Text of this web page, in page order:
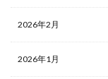
2026年2月
2026年1月